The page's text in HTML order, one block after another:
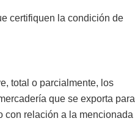
certifiquen la condición de
total o parcialmente, los
que se exporta para
con relación a la mencionada